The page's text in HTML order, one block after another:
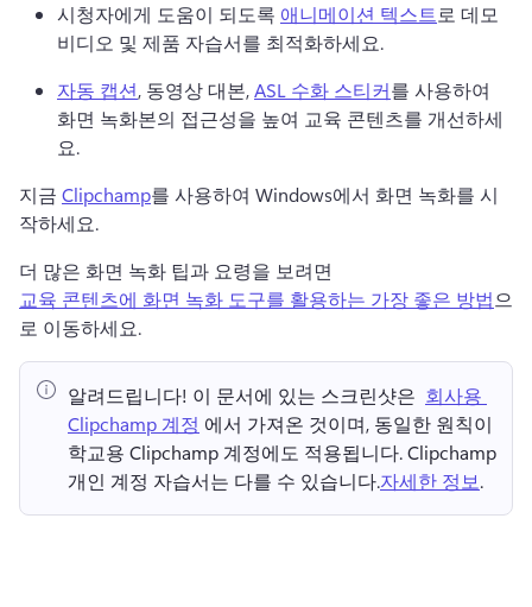
시청자에게 도움이 되도록 애니메이션 텍스트 로 데모
비디오 및 제품 자습서를 최적화하세요.
자동 캡션, 동영상 대본, ASL 수화 스티커를 사용하여
화면 녹화본의 접근성을 높여 교육 콘텐츠를 개선하세
요.
지금 Clipchamp를 사용하여 Windows에서 화면 녹화를 시
작하세요.
더 많은 화면 녹화 팁과 요령을 보려면
교육 콘텐츠에 화면 녹화 도구를 활용하는 가장 좋은 방법으
로 이동하세요.
알려드립니다! 이 문서에 있는 스크린샷은 ⁠ 회사용
Clipchamp 계정 에서 가져온 것이며, 동일한 원칙이
학교용 Clipchamp 계정에도 적용됩니다. Clipchamp
개인 계정 자습서는 다를 수 있습니다.자세한 정보.